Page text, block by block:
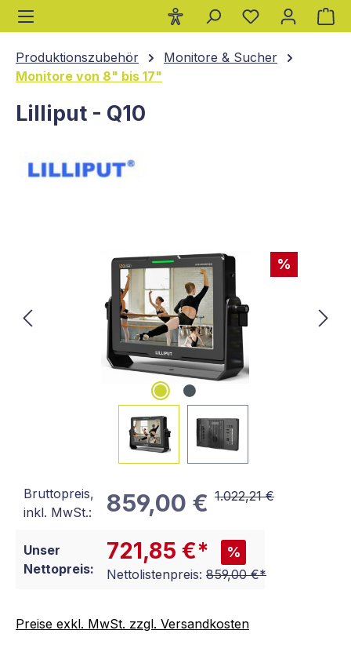
springen
Produktionszubehör
Monitore & Sucher
Monitore von 8" bis 17"
Lilliput - Q10
%
Bruttopreis,
inkl. MwSt.:
859,00 € 1.022,21 €
Unser
Nettopreis:
721,85 €* %
Nettolistenpreis: 859,00 €*
Preise exkl. MwSt. zzgl. Versandkosten